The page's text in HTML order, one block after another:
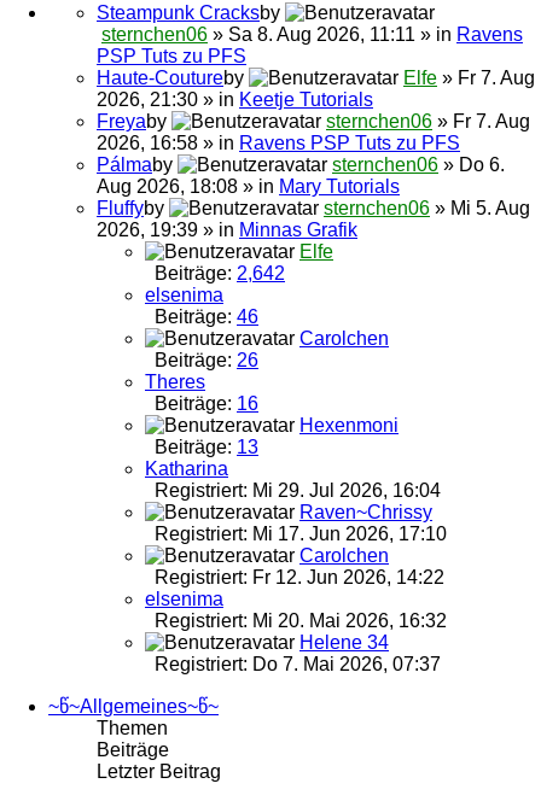
Steampunk Cracksby
sternchen06 » Sa 8. Aug 2026, 11:11 » in Ravens
PSP Tuts zu PFS
Haute-Coutureby Elfe » Fr 7. Aug
2026, 21:30 » in Keetje Tutorials
Freyaby sternchen06 » Fr 7. Aug
2026, 16:58 » in Ravens PSP Tuts zu PFS
Pálmaby sternchen06 » Do 6.
Aug 2026, 18:08 » in Mary Tutorials
Fluffyby sternchen06 » Mi 5. Aug
2026, 19:39 » in Minnas Grafik
Elfe
Beiträge: 2,642
elsenima
Beiträge: 46
Carolchen
Beiträge: 26
Theres
Beiträge: 16
Hexenmoni
Beiträge: 13
Katharina
Registriert: Mi 29. Jul 2026, 16:04
Raven~Chrissy
Registriert: Mi 17. Jun 2026, 17:10
Carolchen
Registriert: Fr 12. Jun 2026, 14:22
elsenima
Registriert: Mi 20. Mai 2026, 16:32
Helene 34
Registriert: Do 7. Mai 2026, 07:37
~წ~Allgemeines~წ~
Themen
Beiträge
Letzter Beitrag